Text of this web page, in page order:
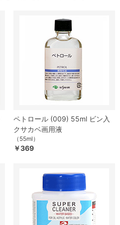
ペトロール (009) 55ml ビン入
クサカベ画用液
（55ml）
￥369